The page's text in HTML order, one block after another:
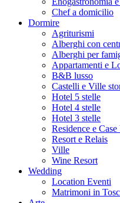
Chef a domicilio
Dormire
Agriturismi
Alberghi con
Alberghi per
Appartamenti e
B&B lusso
Castelli e Ville
Hotel 5 stelle
Hotel 4 stelle
Hotel 3 stelle
Residence e Case
Resort e Relais
Ville
Wine Resort
Wedding
Location Eventi
Matrimoni in